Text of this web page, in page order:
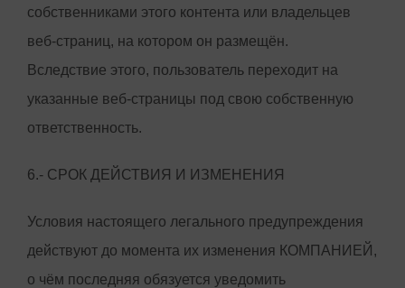
собственниками этого контента или владельцев
веб-страниц, на котором он размещён.
Вследствие этого, пользователь переходит на
указанные веб-страницы под свою собственную
ответственность.
6.- СРОК ДЕЙСТВИЯ И ИЗМЕНЕНИЯ
Условия настоящего легального предупреждения
действуют до момента их изменения КОМПАНИЕЙ,
о чём последняя обязуется уведомить